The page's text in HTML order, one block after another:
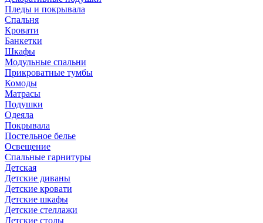
Пледы и покрывала
Спальня
Кровати
Банкетки
Шкафы
Модульные спальни
Прикроватные тумбы
Комоды
Матрасы
Подушки
Одеяла
Покрывала
Постельное белье
Освещение
Спальные гарнитуры
Детская
Детские диваны
Детские кровати
Детские шкафы
Детские стеллажи
Детские столы